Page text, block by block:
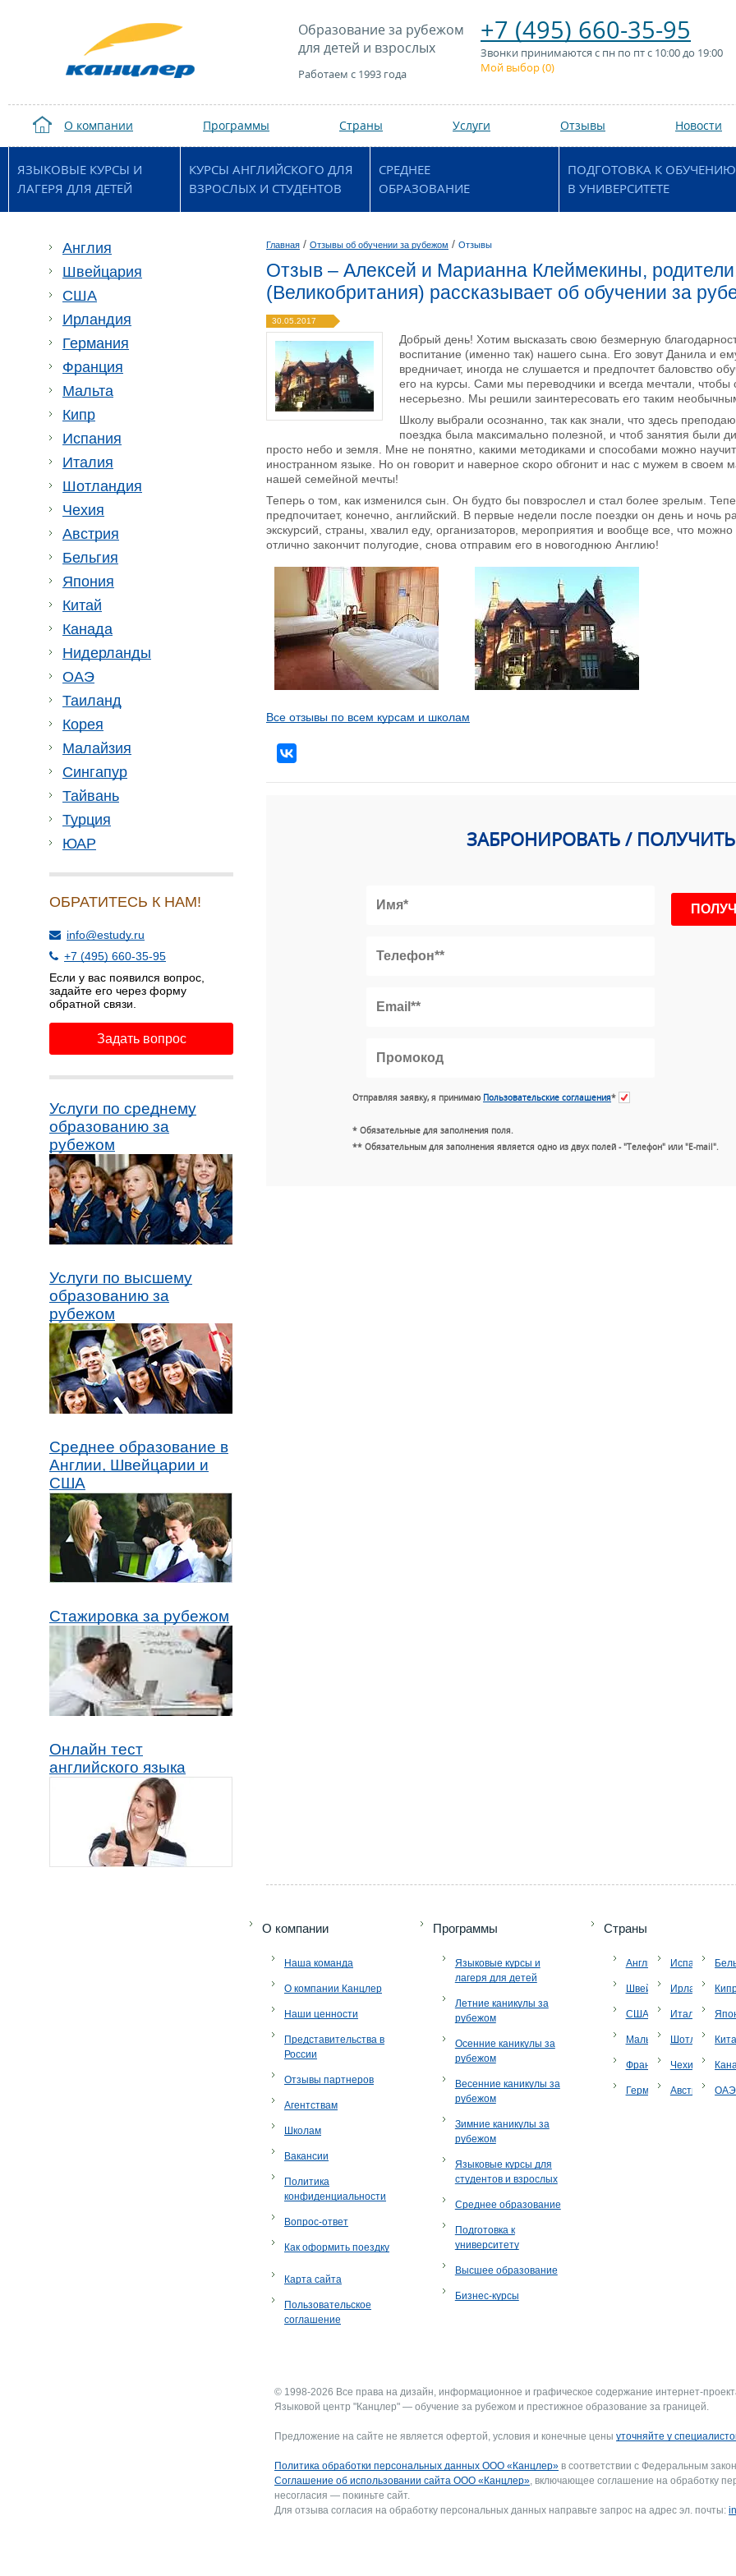
Образование за рубежом
для детей и взрослых
Работаем с 1993 года
+7 (495) 660-35-95
Звонки принимаются с пн по пт с 10:00 до 19:00
Мой выбор (0)
О компании Программы Страны Услуги Отзывы Новости
ЯЗЫКОВЫЕ КУРСЫ И
ЛАГЕРЯ ДЛЯ ДЕТЕЙ
КУРСЫ АНГЛИЙСКОГО ДЛЯ
ВЗРОСЛЫХ И СТУДЕНТОВ
СРЕДНЕЕ
ОБРАЗОВАНИЕ
ПОДГОТОВКА К ОБУЧЕНИЮ
В УНИВЕРСИТЕТЕ
Англия
Швейцария
США
Ирландия
Германия
Франция
Мальта
Кипр
Испания
Италия
Шотландия
Чехия
Австрия
Бельгия
Япония
Китай
Канада
Нидерланды
ОАЭ
Таиланд
Корея
Малайзия
Сингапур
Тайвань
Турция
ЮАР
ОБРАТИТЕСЬ К НАМ!
info@estudy.ru
+7 (495) 660-35-95
Если у вас появился вопрос,
задайте его через форму
обратной связи.
Задать вопрос
Услуги по среднему
образованию за
рубежом
Услуги по высшему
образованию за
рубежом
Среднее образование в
Англии, Швейцарии и
США
Стажировка за рубежом
Онлайн тест
английского языка
Главная / Отзывы об обучении за рубежом / Отзывы
Отзыв – Алексей и Марианна Клеймекины,
(Великобритания) рассказывает об обучении за
30.05.2017
Добрый день! Хотим высказать свою безмерную
воспитание (именно так) нашего сына. Его зовут Данила и
вредничает, иногда не слушается и предпочтет баловство
его на курсы. Сами мы переводчики и всегда мечтали,
несерьезно. Мы решили заинтересовать его таким
Школу выбрали осознанно, так как знали, что здесь
поездка была максимально полезной, и чтоб занятия были
просто небо и земля. Мне не понятно, какими методиками и способами можно
иностранном языке. Но он говорит и наверное скоро обгонит и нас с мужем в своем
нашей семейной мечты!
Теперь о том, как изменился сын. Он будто бы повзрослел и стал более зрелым.
предпочитает, конечно, английский. В первые недели после поездки он день и ночь
экскурсий, страны, хвалил еду, организаторов, мероприятия и вообще все, что
отлично закончит полугодие, снова отправим его в новогоднюю Англию!
Все отзывы по всем курсам и школам
ЗАБРОНИРОВАТЬ /
Отправляя заявку, я принимаю Пользовательские соглашения*
* Обязательные для заполнения поля.
** Обязательным для заполнения является одно из двух полей - "Телефон" или "E-mail".
O компании
Наша команда
О компании Канцлер
Наши ценности
Представительства в
России
Отзывы партнеров
Агентствам
Школам
Вакансии
Политика
конфиденциальности
Вопрос-ответ
Как оформить поездку
Карта сайта
Пользовательское
соглашение
Программы
Языковые курсы и
лагеря для детей
Летние каникулы за
рубежом
Осенние каникулы за
рубежом
Весенние каникулы за
рубежом
Зимние каникулы за
рубежом
Языковые курсы для
студентов и взрослых
Среднее образование
Подготовка к
университету
Высшее образование
Бизнес-курсы
Страны
Англия
Швейцария
США
Мальта
Франция
Германия
Испания
Ирландия
Италия
Шотландия
Чехия
Австрия
Кипр
ОАЭ
© 1998-2026 Все права на дизайн, информационное и графическое содержание интернет-
Языковой центр "Канцлер" — обучение за рубежом и престижное образование за границей.
Предложение на сайте не является офертой, условия и конечные цены уточняйте у
Политика обработки персональных данных ООО «Канцлер» в соответствии с Федеральным
Соглашение об использовании сайта ООО «Канцлер», включающее соглашение на обработку
несогласия — покиньте сайт.
Для отзыва согласия на обработку персональных данных направьте запрос на адрес эл. почты: